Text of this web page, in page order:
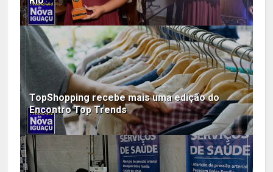
TopShopping recebe mais uma edição do
Encontro Top Trends